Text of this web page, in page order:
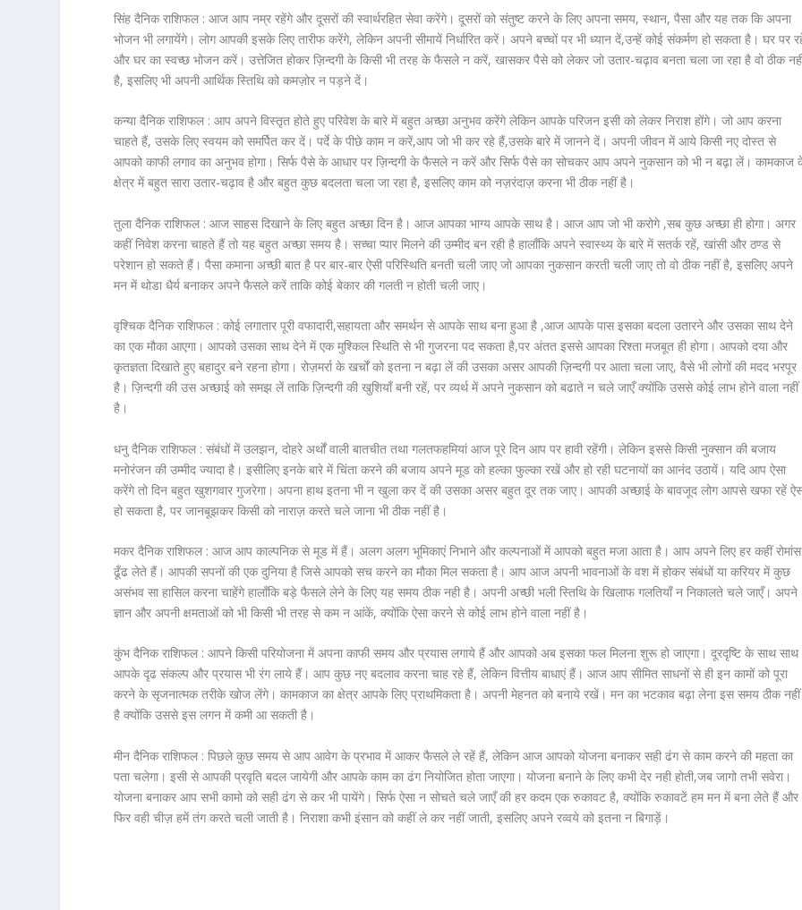
सिंह दैनिक राशिफल :आज आप नम्र रहेंगे और दूसरों की स्वार्थरहित सेवा करेंगे। दूसरों को संतुष्ट करने के लिए अपना समय, स्थान, पैसा और यह तक कि अपना
भोजन भी लगायेंगे। लोग आपकी इसके लिए तारीफ करेंगे, लेकिन अपनी सीमायें निर्धारित करें। अपने बच्चों पर भी ध्यान दें,उन्हें कोई संकर्मण हो सकता है। घर पर
और घर का स्वच्छ भोजन करें। उत्तेजित होकर ज़िन्दगी के किसी भी तरह के फैसले न करें, खासकर पैसे को लेकर जो उतार-चढ़ाव बनता चला जा रहा है वो ठीक
है, इसलिए भी अपनी आर्थिक स्तिथि को कमज़ोर न पड़ने दें।
कन्या दैनिक राशिफल : आप अपने विस्तृत होते हुए परिवेश के बारे में बहुत अच्छा अनुभव करेंगे लेकिन आपके परिजन इसी को लेकर निराश होंगे। जो आप करना
चाहते हैं, उसके लिए स्वयम को समर्पित कर दें। पर्दे के पीछे काम न करें,आप जो भी कर रहे हैं,उसके बारे में जानने दें। अपनी जीवन में आये किसी नए दोस्त से
आपको काफी लगाव का अनुभव होगा। सिर्फ पैसे के आधार पर ज़िन्दगी के फैसले न करें और सिर्फ पैसे का सोचकर आप अपने नुकसान को भी न बढ़ा लें। कामकाज
क्षेत्र में बहुत सारा उतार-चढ़ाव है और बहुत कुछ बदलता चला जा रहा है, इसलिए काम को नज़रंदाज़ करना भी ठीक नहीं है।
तुला दैनिक राशिफल : आज साहस दिखाने के लिए बहुत अच्छा दिन है। आज आपका भाग्य आपके साथ है। आज आप जो भी करोगे ,सब कुछ अच्छा ही होगा। अगर
कहीं निवेश करना चाहते हैं तो यह बहुत अच्छा समय है। सच्चा प्यार मिलने की उम्मीद बन रही है हालाँकि अपने स्वास्थ्य के बारे में सतर्क रहें, खांसी और ठण्ड से
परेशान हो सकते हैं। पैसा कमाना अच्छी बात है पर बार-बार ऐसी परिस्थिति बनती चली जाए जो आपका नुकसान करती चली जाए तो वो ठीक नहीं है, इसलिए अपने
मन में थोडा धैर्य बनाकर अपने फैसले करें ताकि कोई बेकार की गलती न होती चली जाए।
वृश्चिक दैनिक राशिफल :कोई लगातार पूरी वफादारी,सहायता और समर्थन से आपके साथ बना हुआ है ,आज आपके पास इसका बदला उतारने और उसका साथ देने
का एक मौका आएगा। आपको उसका साथ देने में एक मुश्किल स्थिति से भी गुजरना पद सकता है,पर अंतत इससे आपका रिश्ता मजबूत ही होगा। आपको दया और
कृतज्ञता दिखाते हुए बहादुर बने रहना होगा। रोज़मर्रा के खर्चों को इतना न बढ़ा लें की उसका असर आपकी ज़िन्दगी पर आता चला जाए, वैसे भी लोगों की मदद भरपूर
है। ज़िन्दगी की उस अच्छाई को समझ लें ताकि ज़िन्दगी की खुशियाँ बनी रहें, पर व्यर्थ में अपने नुकसान को बढाते न चले जाएँ क्योंकि उससे कोई लाभ होने वाला नहीं
है।
धनु दैनिक राशिफल :संबंधों में उलझन, दोहरे अर्थों वाली बातचीत तथा गलतफहमियां आज पूरे दिन आप पर हावी रहेंगी। लेकिन इससे किसी नुक्सान की बजाय
मनोरंजन की उम्मीद ज्यादा है। इसीलिए इनके बारे में चिंता करने की बजाय अपने मूड को हल्का फुल्का रखें और हो रही घटनायों का आनंद उठायें। यदि आप ऐसा
करेंगे तो दिन बहुत खुशगवार गुजरेगा। अपना हाथ इतना भी न खुला कर दें की उसका असर बहुत दूर तक जाए। आपकी अच्छाई के बावजूद लोग आपसे खफा रहें
हो सकता है, पर जानबूझकर किसी को नाराज़ करते चले जाना भी ठीक नहीं है।
मकर दैनिक राशिफल :आज आप काल्पनिक से मूड में हैं। अलग अलग भूमिकाएं निभाने और कल्पनाओं में आपको बहुत मजा आता है। आप अपने लिए हर कहीं रोमांस
ढूँढ लेते हैं। आपकी सपनों की एक दुनिया है जिसे आपको सच करने का मौका मिल सकता है। आप आज अपनी भावनाओं के वश में होकर संबंधों या करियर में कुछ
असंभव सा हासिल करना चाहेंगे हालाँकि बड़े फैसले लेने के लिए यह समय ठीक नही है। अपनी अच्छी भली स्तिथि के खिलाफ गलतियाँ न निकालते चले जाएँ। अपने
ज्ञान और अपनी क्षमताओं को भी किसी भी तरह से कम न आंकें, क्योंकि ऐसा करने से कोई लाभ होने वाला नहीं है।
कुंभ दैनिक राशिफल :आपने किसी परियोजना में अपना काफी समय और प्रयास लगाये हैं और आपको अब इसका फल मिलना शुरू हो जाएगा। दूरदृष्टि के साथ साथ
आपके दृढ संकल्प और प्रयास भी रंग लाये हैं। आप कुछ नए बदलाव करना चाह रहे हैं, लेकिन वित्तीय बाधाएं हैं। आज आप सीमित साधनों से ही इन कामों को पूरा
करने के सृजनात्मक तरीके खोज लेंगे। कामकाज का क्षेत्र आपके लिए प्राथमिकता है। अपनी मेहनत को बनाये रखें। मन का भटकाव बढ़ा लेना इस समय ठीक नहीं
है क्योंकि उससे इस लगन में कमी आ सकती है।
मीन दैनिक राशिफल :पिछले कुछ समय से आप आवेग के प्रभाव में आकर फैसले ले रहें हैं, लेकिन आज आपको योजना बनाकर सही ढंग से काम करने की महता का
पता चलेगा। इसी से आपकी प्रवृति बदल जायेगी और आपके काम का ढंग नियोजित होता जाएगा। योजना बनाने के लिए कभी देर नही होती,जब जागो तभी सवेरा।
योजना बनाकर आप सभी कामो को सही ढंग से कर भी पायेंगे। सिर्फ ऐसा न सोचते चले जाएँ की हर कदम एक रुकावट है, क्योंकि रुकावटें हम मन में बना लेते हैं और
फिर वही चीज़ हमें तंग करते चली जाती है। निराशा कभी इंसान को कहीं ले कर नहीं जाती, इसलिए अपने रव्वये को इतना न बिगाड़ें।